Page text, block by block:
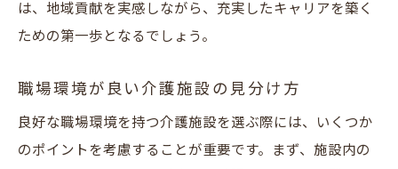
は、地域貢献を実感しながら、充実したキャリアを築く
ための第一歩となるでしょう。
職場環境が良い介護施設の見分け方
良好な職場環境を持つ介護施設を選ぶ際には、いくつか
のポイントを考慮することが重要です。まず、施設内の